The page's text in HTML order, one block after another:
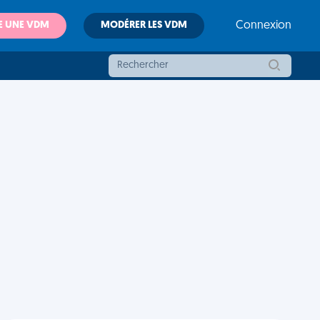
UNE VDM MODÉRER LES VDM Connexion